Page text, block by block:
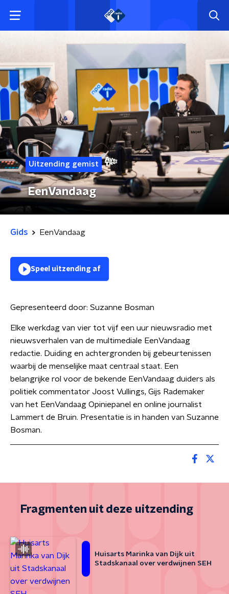
Uitzending gemist
EenVandaag
Gids EenVandaag
Speel uitzending af
Gepresenteerd door: Suzanne Bosman
Elke werkdag van vier tot vijf een uur nieuwsradio met
nieuwsverhalen van de multimediale EenVandaag
redactie. Duiding en achtergronden bij gebeurtenissen
waarbij de menselijke maat centraal staat. Een
belangrijke rol voor de bekende EenVandaag duiders als
politiek commentator Joost Vullings, Gijs Rademaker
van het EenVandaag Opiniepanel en online journalist
Lammert de Bruin. Presentatie is in handen van Suzanne
Bosman.
Fragmenten uit deze uitzending
Huisarts Marinka van Dijk uit
Stadskanaal over verdwijnen SEH